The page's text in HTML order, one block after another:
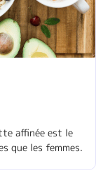
affinée est le
que les femmes.